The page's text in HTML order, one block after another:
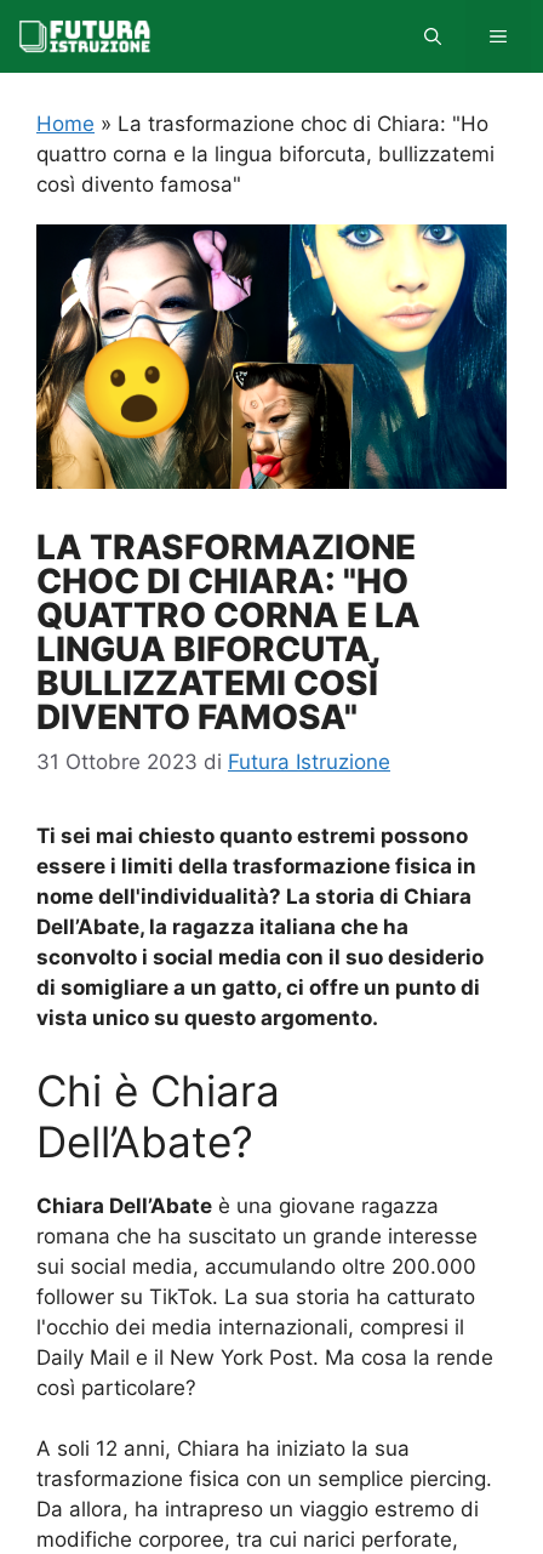
contenuto
Home » La trasformazione choc di Chiara: "Ho
quattro corna e la lingua biforcuta, bullizzatemi
così divento famosa"
LA TRASFORMAZIONE
CHOC DI CHIARA: "HO
QUATTRO CORNA E LA
LINGUA BIFORCUTA,
BULLIZZATEMI COSÌ
DIVENTO FAMOSA"
31 Ottobre 2023 di Futura Istruzione
Ti sei mai chiesto quanto estremi possono
essere i limiti della trasformazione fisica in
nome dell'individualità? La storia di Chiara
Dell’Abate, la ragazza italiana che ha
sconvolto i social media con il suo desiderio
di somigliare a un gatto, ci offre un punto di
vista unico su questo argomento.
Chi è Chiara
Dell’Abate?
Chiara Dell’Abate è una giovane ragazza
romana che ha suscitato un grande interesse
sui social media, accumulando oltre 200.000
follower su TikTok. La sua storia ha catturato
l'occhio dei media internazionali, compresi il
Daily Mail e il New York Post. Ma cosa la rende
così particolare?
A soli 12 anni, Chiara ha iniziato la sua
trasformazione fisica con un semplice piercing.
Da allora, ha intrapreso un viaggio estremo di
modifiche corporee, tra cui narici perforate,